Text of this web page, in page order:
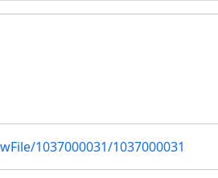
1037000031/1037000031